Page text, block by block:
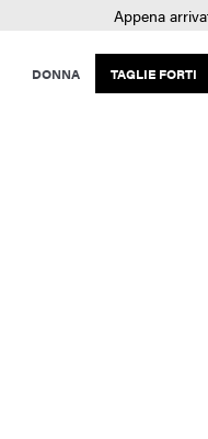
Appena
DONNA TAGLIE FORTI